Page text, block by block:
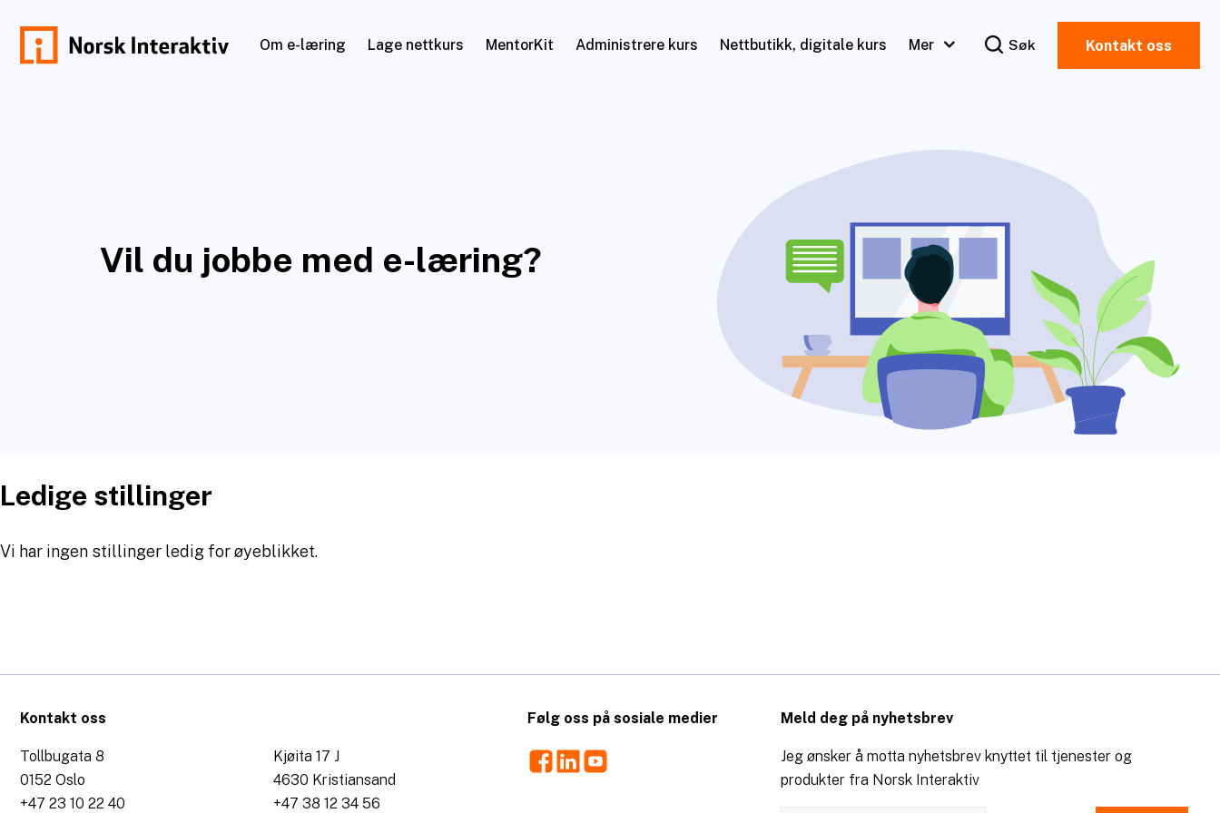
innhold
Om e-læring Lage nettkurs MentorKit Administrere kurs Nettbutikk, digitale kurs Mer Søk Kontakt oss
Vil du jobbe med e-læring?
Ledige stillinger
Vi har ingen stillinger ledig for øyeblikket.
Kontakt oss
Tollbugata 8
0152 Oslo
+47 23 10 22 40
Kjøita 17 J
4630 Kristiansand
+47 38 12 34 56
Følg oss på sosiale medier
Facebook
LinkedIn
Meld deg på nyhetsbrev
Jeg ønsker å motta nyhetsbrev knyttet til tjenester og
produkter fra Norsk Interaktiv